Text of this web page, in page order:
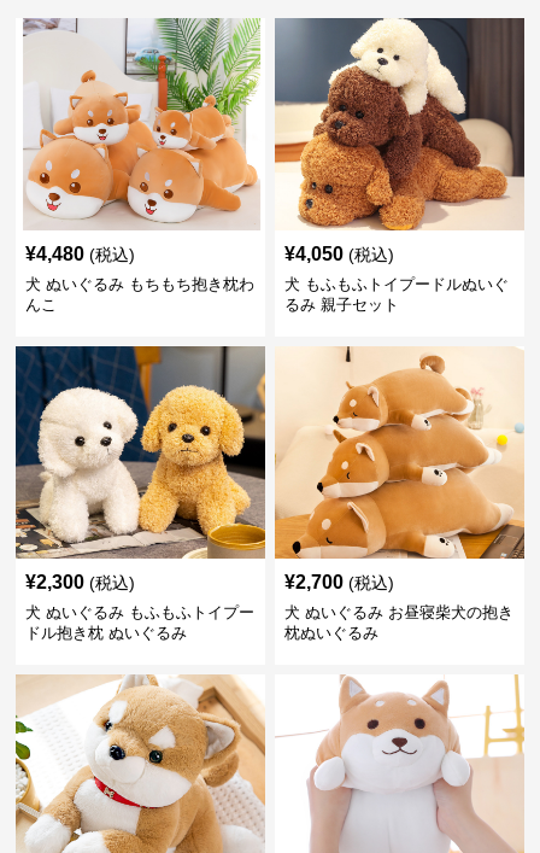
¥4,480 (税込)
犬 ぬいぐるみ もちもち抱き枕わ
んこ
¥4,050 (税込)
犬 もふもふトイプードルぬいぐ
るみ 親子セット
¥2,300 (税込)
犬 ぬいぐるみ もふもふトイプー
ドル抱き枕 ぬいぐるみ
¥2,700 (税込)
犬 ぬいぐるみ お昼寝柴犬の抱き
枕ぬいぐるみ